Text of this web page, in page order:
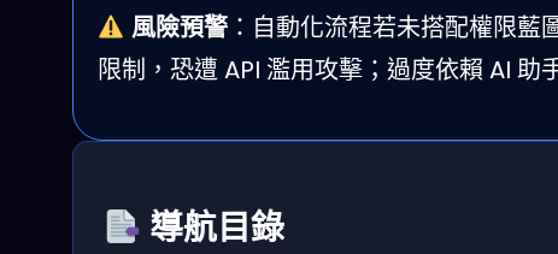
風險預警：自動化流程若未搭配權限
限制，恐遭 API 濫用攻擊；過度依賴 AI 助
導航目錄